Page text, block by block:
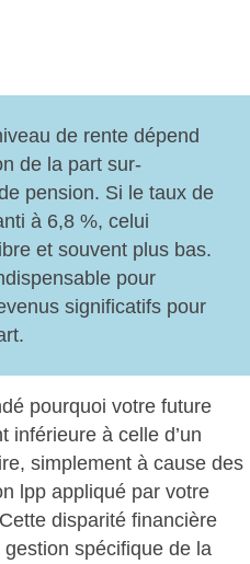
de rente dépend
de la part sur-
pension. Si le taux de
à 6,8 %, celui
et souvent plus bas.
pour
significatifs pour
pourquoi votre future
inférieure à celle d’un
simplement à cause des
lpp appliqué par votre
disparité financière
spécifique de la